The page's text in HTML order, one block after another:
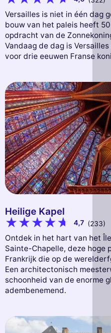
Versailles is niet in één dag
bouw van het paleis heeft
opdracht van de
Vandaag de dag is
voor drie eeuwen Franse
Heilige Kapel
4,7 (233)
Ontdek in het hart van het
Sainte-Chapelle, deze hoge
Frankrijk die op de
Een architectonisch
schoonheid van de enorme
adembenemend.